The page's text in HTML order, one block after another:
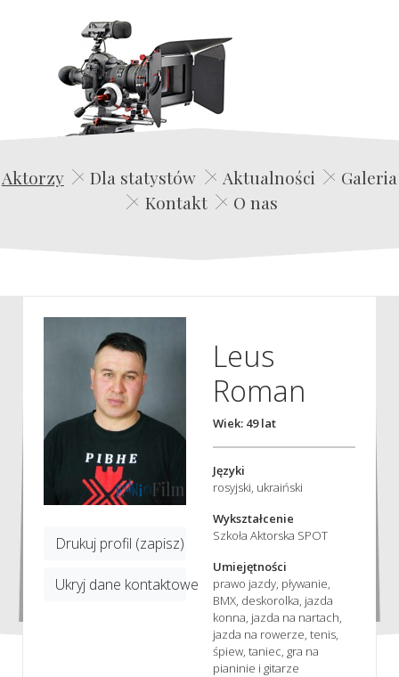
Edwin Film Agencja Aktorska
Aktorzy Dla statystów Aktualności
Galeria
Kontakt
O nas
Drukuj profil (zapisz)
Ukryj dane kontaktowe
Leus
Roman
Wiek: 49 lat
Języki
rosyjski, ukraiński
Wykształcenie
Szkoła Aktorska SPOT
Umiejętności
prawo jazdy, pływanie,
BMX, deskorolka, jazda
konna, jazda na nartach,
jazda na rowerze, tenis,
śpiew, taniec, gra na
pianinie i gitarze